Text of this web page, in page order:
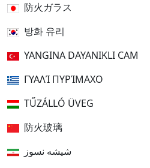
防火ガラス
방화 유리
YANGINA DAYANIKLI CAM
ΓΥΑΛΊ ΠΥΡΊΜΑΧΟ
TŰZÁLLÓ ÜVEG
防火玻璃
شیشه نسوز